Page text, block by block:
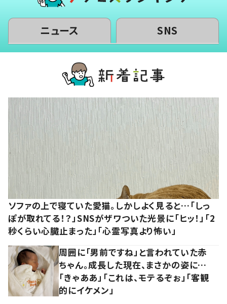
ニュース SNS
ソファの上で寝ていた愛猫。しかしよく見ると…「しっ
ぽが取れてる！？」SNSがザワついた光景に「ヒッ！」「2
秒くらい心臓止まった」「心霊写真より怖い」
周囲に「男前ですね」と言われていた赤
ちゃん。成長した現在、まさかの姿に…
「きゃああ」「これは、モテるぞぉ」「客観
的にイケメン」